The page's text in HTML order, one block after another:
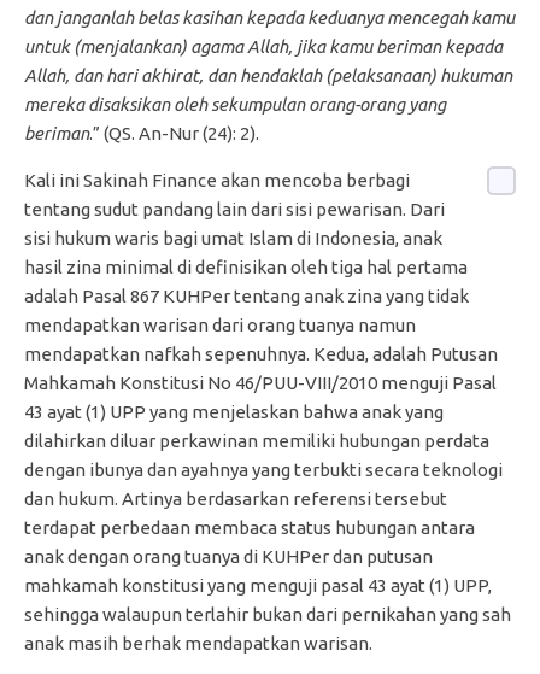
dan janganlah belas kasihan kepada keduanya mencegah kamu
untuk (menjalankan) agama Allah, jika kamu beriman kepada
Allah, dan hari akhirat, dan hendaklah (pelaksanaan) hukuman
mereka disaksikan oleh sekumpulan orang-orang yang
beriman.” (QS. An-Nur (24): 2).
Kali ini Sakinah Finance akan mencoba berbagi
tentang sudut pandang lain dari sisi pewarisan. Dari
sisi hukum waris bagi umat Islam di Indonesia, anak
hasil zina minimal di definisikan oleh tiga hal pertama
adalah Pasal 867 KUHPer tentang anak zina yang tidak
mendapatkan warisan dari orang tuanya namun
mendapatkan nafkah sepenuhnya. Kedua, adalah Putusan
Mahkamah Konstitusi No 46/PUU-VIII/2010 menguji Pasal
43 ayat (1) UPP yang menjelaskan bahwa anak yang
dilahirkan diluar perkawinan memiliki hubungan perdata
dengan ibunya dan ayahnya yang terbukti secara teknologi
dan hukum. Artinya berdasarkan referensi tersebut
terdapat perbedaan membaca status hubungan antara
anak dengan orang tuanya di KUHPer dan putusan
mahkamah konstitusi yang menguji pasal 43 ayat (1) UPP,
sehingga walaupun terlahir bukan dari pernikahan yang sah
anak masih berhak mendapatkan warisan.